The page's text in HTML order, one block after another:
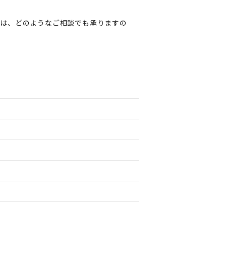
、どのようなご相談でも承りますの